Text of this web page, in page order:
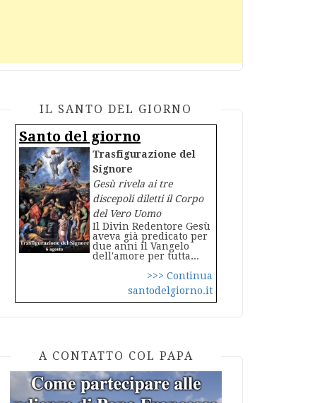
IL SANTO DEL GIORNO
Santo del giorno
Trasfigurazione del
Signore
Gesù rivela ai tre
discepoli diletti il Corpo
del Vero Uomo
Il Divin Redentore Gesù
aveva già predicato per
due anni il Vangelo
dell'amore per tutta...
>>> Continua
santodelgiorno.it
A CONTATTO COL PAPA